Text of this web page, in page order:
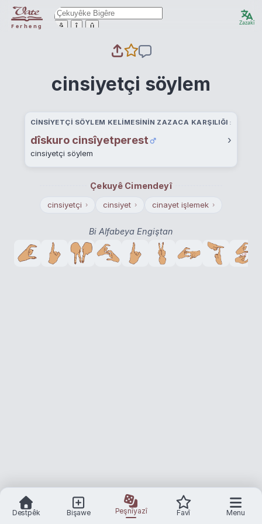
Ferheng ê î û Zazakî
cinsiyetçi söylem
CINSIYETÇI SÖYLEM KELIMESININ ZAZACA KARŞILIĞI
dîskuro cinsîyetperest ›
cinsiyetçi söylem
Çekuyê Cimendeyî
cinsiyetçi › cinsiyet › cinayet işlemek ›
Bi Alfabeya Engiştan
Destpêk Bişawe Peşnîyazî Favî Menu